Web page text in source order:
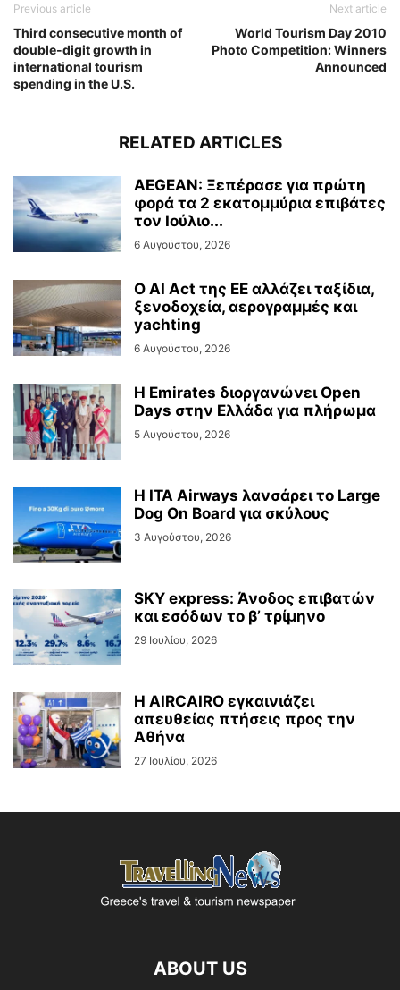
Previous article
Third consecutive month of
double-digit growth in
international tourism
spending in the U.S.
Next article
World Tourism Day 2010
Photo Competition: Winners
Announced
RELATED ARTICLES
AEGEAN: Ξεπέρασε για πρώτη
φορά τα 2 εκατομμύρια επιβάτες
τον Ιούλιο...
6 Αυγούστου, 2026
Ο AI Act της ΕΕ αλλάζει ταξίδια,
ξενοδοχεία, αερογραμμές και
yachting
6 Αυγούστου, 2026
Η Emirates διοργανώνει Open
Days στην Ελλάδα για πλήρωμα
5 Αυγούστου, 2026
Η ITA Airways λανσάρει το Large
Dog On Board για σκύλους
3 Αυγούστου, 2026
SKY express: Άνοδος επιβατών
και εσόδων το β’ τρίμηνο
29 Ιουλίου, 2026
Η AIRCAIRO εγκαινιάζει
απευθείας πτήσεις προς την
Αθήνα
27 Ιουλίου, 2026
ABOUT US